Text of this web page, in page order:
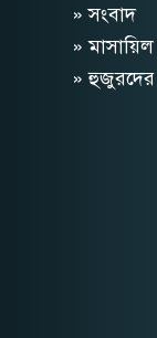
» সংবাদ
»
»